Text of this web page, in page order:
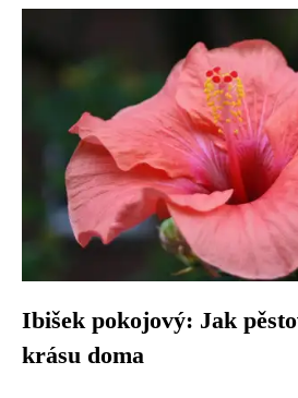
Ibišek pokojový: Jak
krásu doma